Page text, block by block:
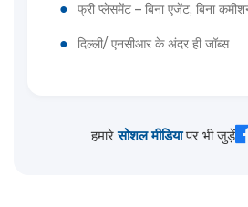
● फ्री प्लेसमेंट – बिना एजेंट, बिना
● दिल्ली/ एनसीआर के अंदर ही जॉब्स
हमारेसोशल मीडियापर भी जुड़ें